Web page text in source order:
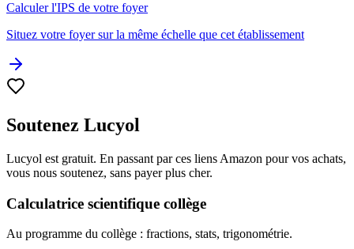
Calculer l'IPS de votre foyer
Situez votre foyer sur la même échelle que cet établissement
Soutenez Lucyol
Lucyol est gratuit. En passant par ces liens Amazon pour vos achats,
vous nous soutenez, sans payer plus cher.
Calculatrice scientifique collège
Au programme du collège : fractions, stats, trigonométrie.